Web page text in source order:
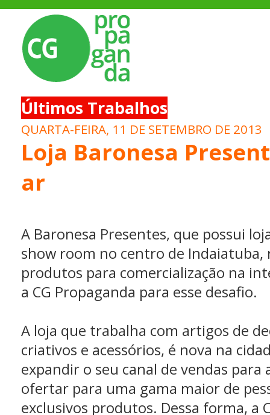
Últimos Trabalhos
QUARTA-FEIRA, 11 DE SETEMBRO DE 2013
Loja Baronesa
ar
A Baronesa Presentes, que possui
show room no centro de Indaiatuba,
produtos para comercialização na
a CG Propaganda para esse desafio.
A loja que trabalha com artigos de
criativos e acessórios, é nova na
expandir o seu canal de vendas para
ofertar para uma gama maior de
exclusivos produtos. Dessa forma, a